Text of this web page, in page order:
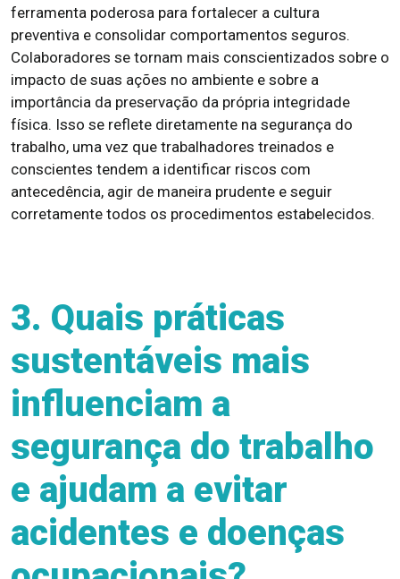
ferramenta poderosa para fortalecer a cultura
preventiva e consolidar comportamentos seguros.
Colaboradores se tornam mais conscientizados sobre o
impacto de suas ações no ambiente e sobre a
importância da preservação da própria integridade
física. Isso se reflete diretamente na segurança do
trabalho, uma vez que trabalhadores treinados e
conscientes tendem a identificar riscos com
antecedência, agir de maneira prudente e seguir
corretamente todos os procedimentos estabelecidos.
3. Quais práticas
sustentáveis mais
influenciam a
segurança do trabalho
e ajudam a evitar
acidentes e doenças